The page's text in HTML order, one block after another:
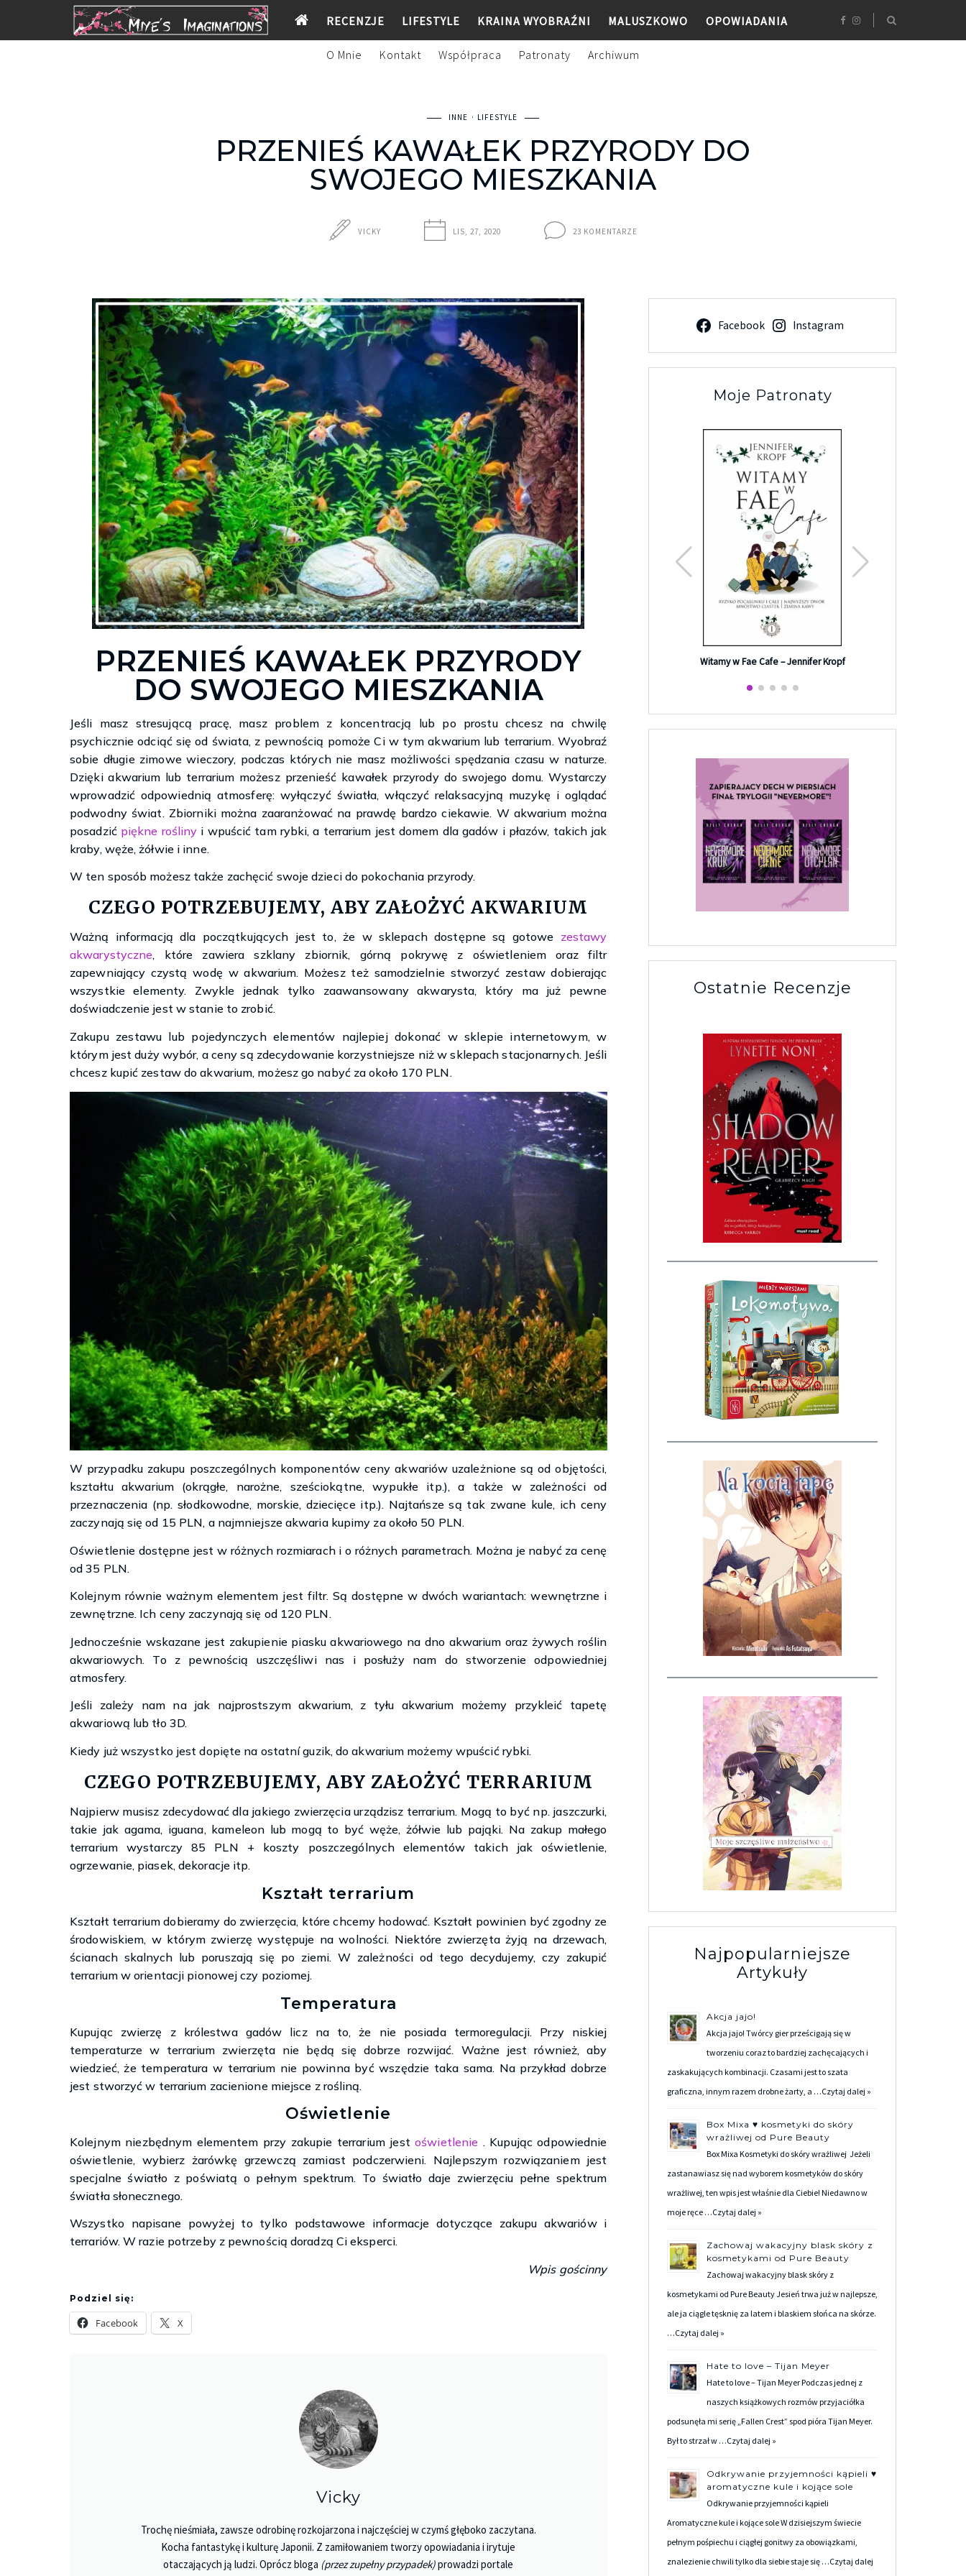
RECENZJE LIFESTYLE KRAINA WYOBRAŹNI MALUSZKOWO OPOWIADANIA
O Mnie Kontakt Współpraca Patronaty Archiwum
INNE LIFESTYLE
PRZENIEŚ KAWAŁEK PRZYRODY DO
SWOJEGO MIESZKANIA
VICKY LIS, 27, 2020 23 KOMENTARZE
PRZENIEŚ KAWAŁEK PRZYRODY
DO SWOJEGO MIESZKANIA
Jeśli masz stresującą pracę, masz problem z koncentracją lub po prostu chcesz na chwilę
psychicznie odciąć się od świata, z pewnością pomoże Ci w tym akwarium lub terrarium. Wyobraź
sobie długie zimowe wieczory, podczas których nie masz możliwości spędzania czasu w naturze.
Dzięki akwarium lub terrarium możesz przenieść kawałek przyrody do swojego domu. Wystarczy
wprowadzić odpowiednią atmosferę: wyłączyć światła, włączyć relaksacyjną muzykę i oglądać
podwodny świat. Zbiorniki można zaaranżować na prawdę bardzo ciekawie. W akwarium można
posadzić piękne rośliny i wpuścić tam rybki, a terrarium jest domem dla gadów i płazów, takich jak
kraby, węże, żółwie i inne.
W ten sposób możesz także zachęcić swoje dzieci do pokochania przyrody.
CZEGO POTRZEBUJEMY, ABY ZAŁOŻYĆ AKWARIUM
Ważną informacją dla początkujących jest to, że w sklepach dostępne są gotowe zestawy
akwarystyczne, które zawiera szklany zbiornik, górną pokrywę z oświetleniem oraz filtr
zapewniający czystą wodę w akwarium. Możesz też samodzielnie stworzyć zestaw dobierając
wszystkie elementy. Zwykle jednak tylko zaawansowany akwarysta, który ma już pewne
doświadczenie jest w stanie to zrobić.
Zakupu zestawu lub pojedynczych elementów najlepiej dokonać w sklepie internetowym, w
którym jest duży wybór, a ceny są zdecydowanie korzystniejsze niż w sklepach stacjonarnych. Jeśli
chcesz kupić zestaw do akwarium, możesz go nabyć za około 170 PLN.
W przypadku zakupu poszczególnych komponentów ceny akwariów uzależnione są od objętości,
kształtu akwarium (okrągłe, narożne, sześciokątne, wypukłe itp.), a także w zależności od
przeznaczenia (np. słodkowodne, morskie, dziecięce itp.). Najtańsze są tak zwane kule, ich ceny
zaczynają się od 15 PLN, a najmniejsze akwaria kupimy za około 50 PLN.
Oświetlenie dostępne jest w różnych rozmiarach i o różnych parametrach. Można je nabyć za cenę
od 35 PLN.
Kolejnym równie ważnym elementem jest filtr. Są dostępne w dwóch wariantach: wewnętrzne i
zewnętrzne. Ich ceny zaczynają się od 120 PLN.
Jednocześnie wskazane jest zakupienie piasku akwariowego na dno akwarium oraz żywych roślin
akwariowych. To z pewnością uszczęśliwi nas i posłuży nam do stworzenie odpowiedniej
atmosfery.
Jeśli zależy nam na jak najprostszym akwarium, z tyłu akwarium możemy przykleić tapetę
akwariową lub tło 3D.
Kiedy już wszystko jest dopięte na ostatní guzik, do akwarium możemy wpuścić rybki.
CZEGO POTRZEBUJEMY, ABY ZAŁOŻYĆ TERRARIUM
Najpierw musisz zdecydować dla jakiego zwierzęcia urządzisz terrarium. Mogą to być np. jaszczurki,
takie jak agama, iguana, kameleon lub mogą to być węże, żółwie lub pająki. Na zakup małego
terrarium wystarczy 85 PLN + koszty poszczególnych elementów takich jak oświetlenie,
ogrzewanie, piasek, dekoracje itp.
Kształt terrarium
Kształt terrarium dobieramy do zwierzęcia, które chcemy hodować. Kształt powinien być zgodny ze
środowiskiem, w którym zwierzę występuje na wolności. Niektóre zwierzęta żyją na drzewach,
ścianach skalnych lub poruszają się po ziemi. W zależności od tego decydujemy, czy zakupić
terrarium w orientacji pionowej czy poziomej.
Temperatura
Kupując zwierzę z królestwa gadów licz na to, że nie posiada termoregulacji. Przy niskiej
temperaturze w terrarium zwierzęta nie będą się dobrze rozwijać. Ważne jest również, aby
wiedzieć, że temperatura w terrarium nie powinna być wszędzie taka sama. Na przykład dobrze
jest stworzyć w terrarium zacienione miejsce z rośliną.
Oświetlenie
Kolejnym niezbędnym elementem przy zakupie terrarium jestoświetlenie . Kupując odpowiednie
oświetlenie, wybierz żarówkę grzewczą zamiast podczerwieni. Najlepszym rozwiązaniem jest
specjalne światło z poświatą o pełnym spektrum. To światło daje zwierzęciu pełne spektrum
światła słonecznego.
Wszystko napisane powyżej to tylko podstawowe informacje dotyczące zakupu akwariów i
terrariów. W razie potrzeby z pewnością doradzą Ci eksperci.
Wpis gościnny
Podziel się:
Facebook X
Vicky
Trochę nieśmiała, zawsze odrobinę rozkojarzona i najczęściej w czymś głęboko zaczytana.
Kocha fantastykę i kulturę Japonii. Z zamiłowaniem tworzy opowiadania i irytuje
otaczających ją ludzi. Oprócz bloga (przez zupełny przypadek)prowadzi portale
Facebook Instagram
Moje Patronaty
Księgarnie i kościopył – Travis Baldree
Witamy w Fae Cafe – Jennifer Kropf
Ostatnie Recenzje
Najpopularniejsze
Artykuły
Akcja jajo!
Akcja jajo! Twórcy gier prześcigają się w
tworzeniu coraz to bardziej zachęcających i
zaskakujących kombinacji. Czasami jest to szata
graficzna, innym razem drobne żarty, a …Czytaj dalej »
Box Mixa ♥ kosmetyki do skóry
wrażliwej od Pure Beauty
Box Mixa Kosmetyki do skóry wrażliwej Jeżeli
zastanawiasz się nad wyborem kosmetyków do skóry
wrażliwej, ten wpis jest właśnie dla Ciebie! Niedawno w
moje ręce …Czytaj dalej »
Zachowaj wakacyjny blask skóry z
kosmetykami od Pure Beauty
Zachowaj wakacyjny blask skóry z
kosmetykami od Pure Beauty Jesień trwa już w najlepsze,
ale ja ciągle tęsknię za latem i blaskiem słońca na skórze.
…Czytaj dalej »
Hate to love – Tijan Meyer
Hate to love – Tijan Meyer Podczas jednej z
naszych książkowych rozmów przyjaciółka
podsunęła mi serię „Fallen Crest” spod pióra Tijan Meyer.
Był to strzał w …Czytaj dalej »
Odkrywanie przyjemności kąpieli ♥
aromatyczne kule i kojące sole
Odkrywanie przyjemności kąpieli
Aromatyczne kule i kojące sole W dzisiejszym świecie
pełnym pośpiechu i ciągłej gonitwy za obowiązkami,
znalezienie chwili tylko dla siebie staje się …Czytaj dalej